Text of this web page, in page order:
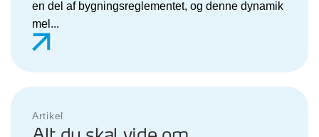
en del af bygningsreglementet, og denne dynamik
mel...
Artikel